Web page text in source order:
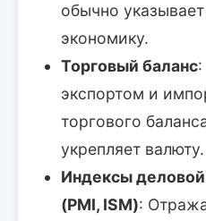
обычно
экономику.
Торговый баланс
экспортом и
торгового
укрепляет валюту.
Индексы деловой
(PMI, ISM):